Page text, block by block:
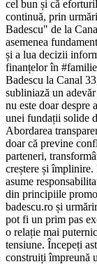
cel bun și că
continuă, prin
Badescu" de la
asemenea
și a lua decizii
finanțelor în
Badescu la Canal
subliniază un
nu este doar despre
unei fundații solide
Abordarea
doar că previne
parteneri,
creștere și
asume
din principiile
badescu.ro și
pot fi un prim pas
o relație mai
tensiune. Începeți
construiți împreună